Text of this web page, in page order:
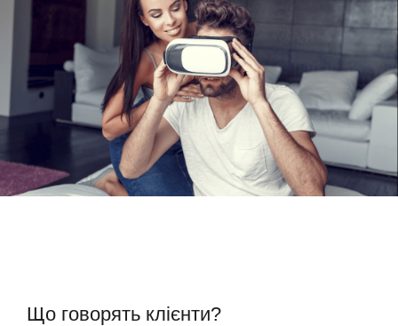
Що говорять клієнти?